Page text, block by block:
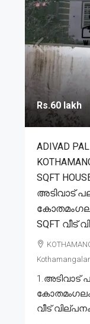
Rs.60 lakh
ADIVAD
SQFT
അടിവാട്
SQFT വീട്
1.അടിവാട്
കോതമംഗലം
വീട്